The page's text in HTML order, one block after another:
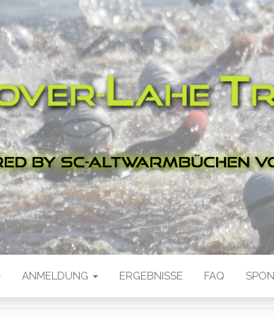
von 2005 e.V.
ANMELDUNG ERGEBNISSE FAQ